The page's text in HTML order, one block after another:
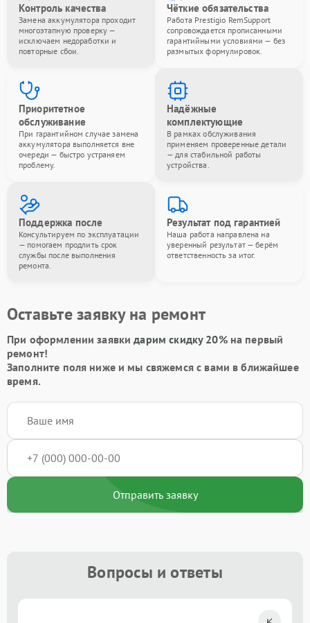
Контроль качества
Замена аккумулятора проходит
многоэтапную проверку —
исключаем недоработки и
повторные сбои.
Чёткие обязательства
Работа Prestigio RemSupport
сопровождается прописанными
гарантийными условиями — без
размытых формулировок.
Приоритетное
обслуживание
При гарантийном случае замена
аккумулятора выполняется вне
очереди — быстро устраняем
проблему.
Надёжные
комплектующие
В рамках обслуживания
применяем проверенные детали
— для стабильной работы
устройства.
Поддержка после
Консультируем по эксплуатации
— помогаем продлить срок
службы после выполнения
ремонта.
Результат под гарантией
Наша работа направлена на
уверенный результат — берём
ответственность за итог.
Оставьте заявку на ремонт
При оформлении заявкидарим скидку 20%на первый
ремонт!
Заполните поля ниже и мы свяжемся с вами в ближайшее
время.
Отправить заявку
Вопросы и ответы